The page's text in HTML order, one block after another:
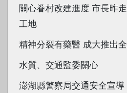
關心眷村改建進度 市長昨
工地
精神分裂有藥醫 成大推出
水質、交通監委關心
澎湖縣警察局交通安全宣導